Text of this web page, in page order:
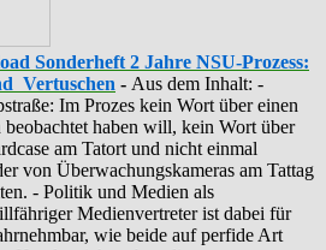
Sonderheft 2 Jahre NSU-Prozess:
Vertuschen - Aus dem Inhalt: -
Im Prozes kein Wort über einen
haben will, kein Wort über
am Tatort und nicht einmal
von Überwachungskameras am Tattag
- Politik und Medien als
Medienvertreter ist dabei für
wie beide auf perfide Art